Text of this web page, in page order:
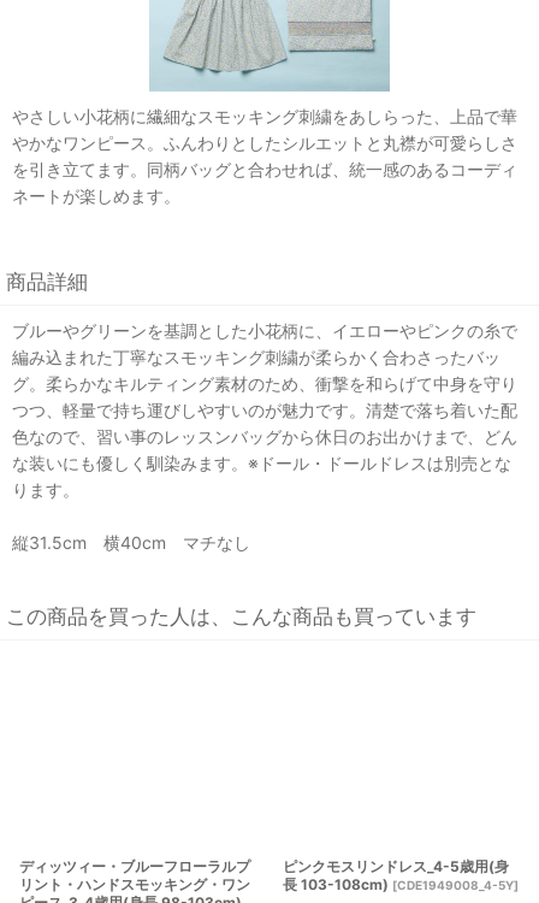
やさしい小花柄に繊細なスモッキング刺繍をあしらった、上品で華
やかなワンピース。ふんわりとしたシルエットと丸襟が可愛らしさ
を引き立てます。同柄バッグと合わせれば、統一感のあるコーディ
ネートが楽しめます。
商品詳細
ブルーやグリーンを基調とした小花柄に、イエローやピンクの糸で
編み込まれた丁寧なスモッキング刺繍が柔らかく合わさったバッ
グ。柔らかなキルティング素材のため、衝撃を和らげて中身を守り
つつ、軽量で持ち運びしやすいのが魅力です。清楚で落ち着いた配
色なので、習い事のレッスンバッグから休日のお出かけまで、どん
な装いにも優しく馴染みます。※ドール・ドールドレスは別売とな
ります。
縦31.5cm 横40cm マチなし
この商品を買った人は、こんな商品も買っています
ディッツィー・ブルーフローラルプ
リント・ハンドスモッキング・ワン
ピンクモスリンドレス_4-5歳用(身
長 103-108cm) [CDE1949008_4-5Y]